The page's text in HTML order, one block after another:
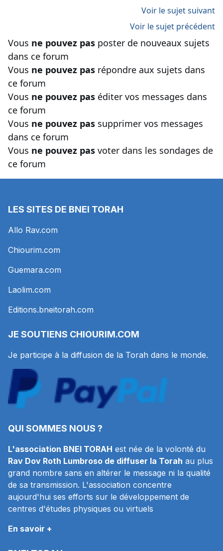
Voir le sujet suivant
Voir le sujet précédent
Vous ne pouvez pas poster de nouveaux sujets
dans ce forum
Vous ne pouvez pas répondre aux sujets dans
ce forum
Vous ne pouvez pas éditer vos messages dans
ce forum
Vous ne pouvez pas supprimer vos messages
dans ce forum
Vous ne pouvez pas voter dans les sondages de
ce forum
LES SITES DE BNEI TORAH
Allo Rav.com
Chiourim.com
Guemara.com
Laolim.com
Editions.bneitorah.com
JE SOUTIENS CHIOURIM.COM
Je participe à la diffusion de la Torah dans le monde.
QUI SOMMES NOUS ?
L'association BNEI TORAH est née de la volonté du
Rav Dov Roth Lumbroso de diffuser la Torah au plus
grand nombre sans en altérer le message ni la qualité
de sa transmission. L'association concentre
aujourd'hui ses efforts sur le développement de
centres d'études physiques ou virtuels
En savoir +